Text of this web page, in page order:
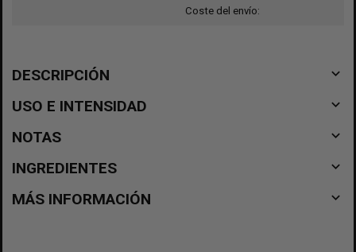
Coste del envío:
DESCRIPCIÓN navigate_before
USO E INTENSIDAD navigate_before
NOTAS navigate_before
INGREDIENTES navigate_before
MÁS INFORMACIÓN navigate_before